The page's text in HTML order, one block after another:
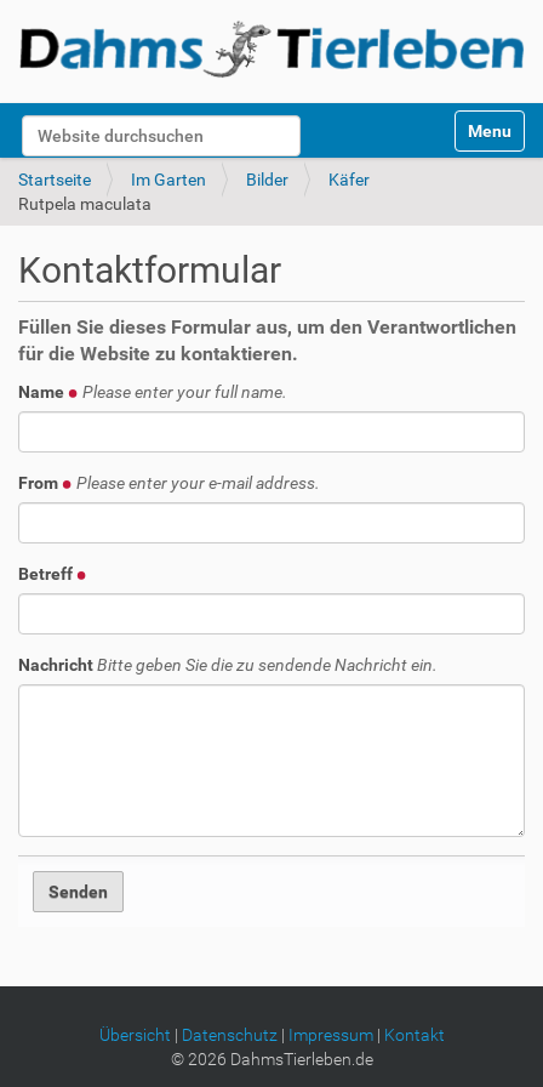
Website durchsuchen
k
Toggle
Startseite Im Garten Bilder
Käfer
Rutpela maculata
Kontaktformular
Füllen Sie dieses Formular aus, um den Verantwortlichen
für die Website zu kontaktieren.
Name Please enter your full name.
From Please enter your e-mail address.
Betreff
NachrichtBitte geben Sie die zu sendende Nachricht ein.
Übersicht | Datenschutz| Impressum| Kontakt
©2026 DahmsTierleben.de